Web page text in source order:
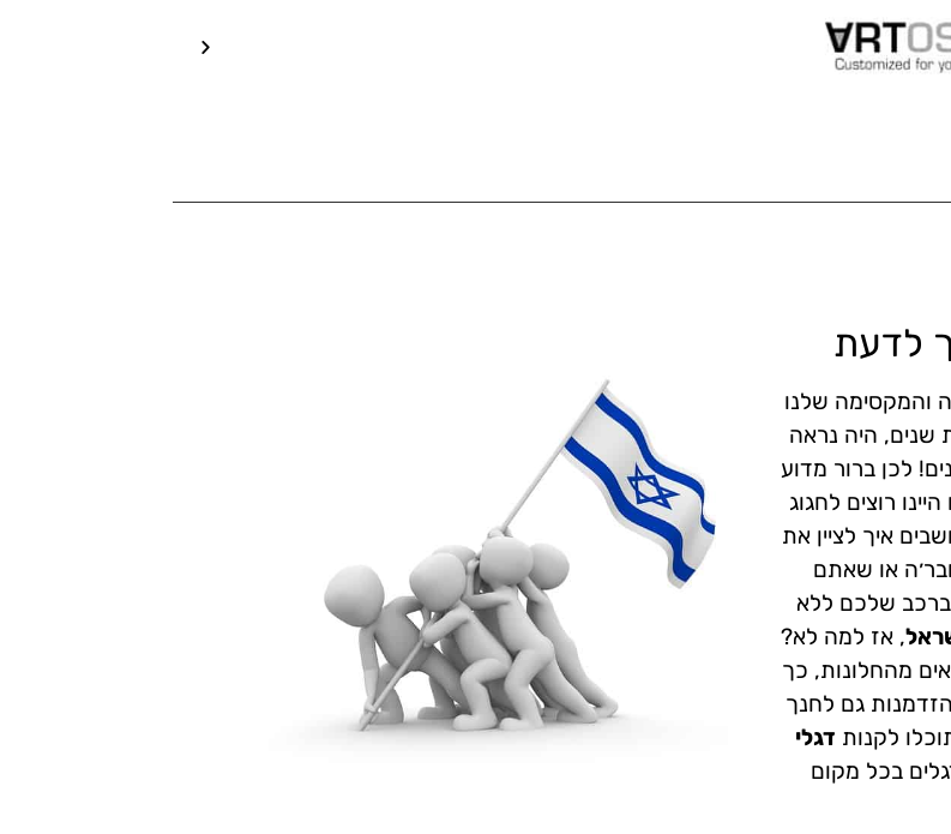
לדעת
והמקסימה שלנו
שנים, היה נראה
לכן ברור מדוע
רוצים לחגוג
איך לציין את
או שאתם
ברכב שלכם ללא
, אז למה לא?
מהחלונות, כך
גם לחנך
לקנות דגלי
בכל מקום